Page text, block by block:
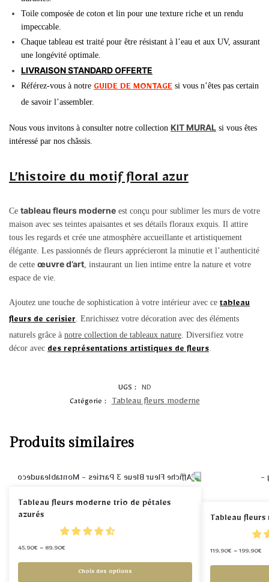
Toile composée de coton et lin pour une texture riche et un rendu
impeccable.
Chaque tableau est traité pour être résistant à l’eau et aux UV, assurant
une longévité optimale.
LIVRAISON STANDARD OFFERTE
Référez-vous à notre GUIDE DE MONTAGE si vous n’êtes pas certain
de savoir l’assembler.
Nous vous invitons à consulter notre collection KIT MURAL si vous êtes
intéressé par nos châssis.
L’histoire du motif floral azur
Ce tableau fleurs moderne est conçu pour sublimer les murs de votre
maison avec ses teintes apaisantes et ses détails floraux exquis. Il attire
tous les regards et crée une atmosphère accueillante et artistiquement
élégante. Les passionnés de fleurs apprécieront la minutie et l’authenticité
de cette œuvre d’art , instaurant un lien intime entre la nature et votre
espace de vie.
Ajoutez une touche de sophistication à votre intérieur avec ce tableau
fleurs de cerisier. Enrichissez votre décoration avec des éléments
naturels grâce à notre collection de tableaux nature. Diversifiez votre
décor avec des représentations artistiques de fleurs.
UGS :
ND
Catégorie :
Tableau fleurs moderne
Produits similaires
Tableau fleurs moderne trio de pétales
azurés
45.90€ – 89.90€
Choix des options
Tableau
119.90€ – 199.90€